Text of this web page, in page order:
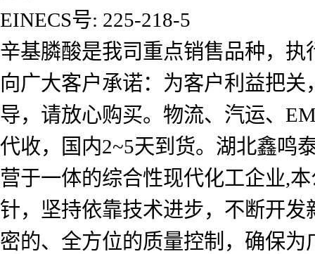
EINECS号: 225-218-5
辛基膦酸是我司重点销售品种，
向广大客户承诺：为客户利益把
导，请放心购买。物流、汽运、
代收，国内2~5天到货。湖北鑫鸣
营于一体的综合性现代化工企业,
针，坚持依靠技术进步，不断开
密的、全方位的质量控制，确保